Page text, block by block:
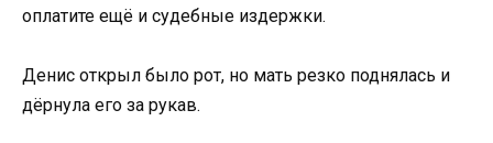
оплатите ещё и судебные издержки.
Денис открыл было рот, но мать резко поднялась и
дёрнула его за рукав.